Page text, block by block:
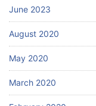
June 2023
August 2020
May 2020
March 2020